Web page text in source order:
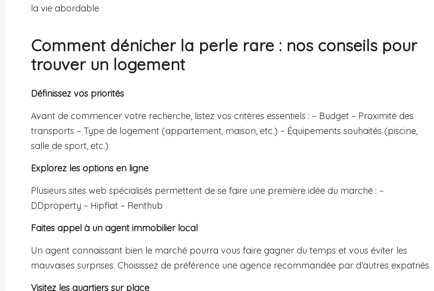
la vie abordable
Comment dénicher la perle rare : nos conseils pour
trouver un logement
Définissez vos priorités
Avant de commencer votre recherche, listez vos critères essentiels : – Budget – Proximité des
transports – Type de logement (appartement, maison, etc.) – Équipements souhaités (piscine,
salle de sport, etc.)
Explorez les options en ligne
Plusieurs sites web spécialisés permettent de se faire une première idée du marché : –
DDproperty – Hipflat – Renthub
Faites appel à un agent immobilier local
Un agent connaissant bien le marché pourra vous faire gagner du temps et vous éviter les
mauvaises surprises. Choisissez de préférence une agence recommandée par d’autres expatriés.
Visitez les quartiers sur place